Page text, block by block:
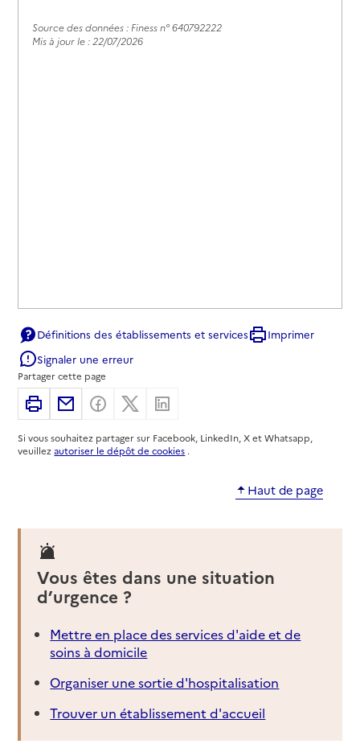
Source des données : Finess n° 640792222
Mis à jour le : 22/07/2026
Définitions des établissements et services
Imprimer
Signaler une erreur
Partager cette page
ImprimerPartager par email
Partager sur Facebook
Partager sur X
Si vous souhaitez partager sur Facebook, LinkedIn, X et Whatsapp,
veuillezautoriser le dépôt de cookies .
Haut de page
Vous êtes dans une situation
d’urgence ?
Mettre en place des services d'aide et de
soins à domicile
Organiser une sortie d'hospitalisation
Trouver un établissement d'accueil